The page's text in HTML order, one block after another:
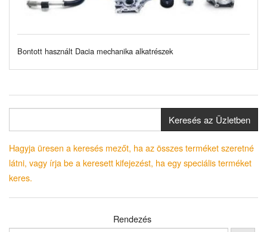
Bontott használt Dacia mechanika alkatrészek
Keresés az Üzletben
Hagyja üresen a keresés mezőt, ha az összes terméket szeretné
látni, vagy írja be a keresett kifejezést, ha egy speciális terméket
keres.
Rendezés